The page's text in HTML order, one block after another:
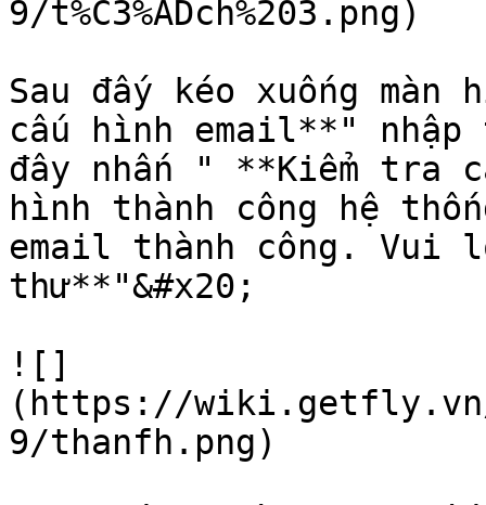
9/t%C3%ADch%203.png)
Sau đấy kéo xuống
cấu hình email**"
đây nhấn " **Kiểm tra
hình thành công hệ
email thành công. Vui
thư**"&#x20;
![]
(https://wiki.getfly.vn/
9/thanfh.png)